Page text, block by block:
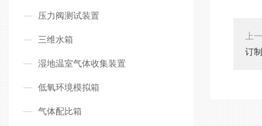
压力阀测试装置
三维水箱
湿地温室气体收集装置
低氧环境模拟箱
气体配比箱
上
订